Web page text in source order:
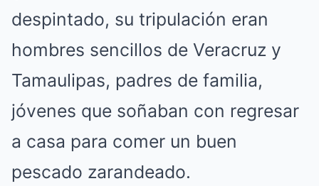
despintado, su tripulación eran
hombres sencillos de Veracruz y
Tamaulipas, padres de familia,
jóvenes que soñaban con regresar
a casa para comer un buen
pescado zarandeado.